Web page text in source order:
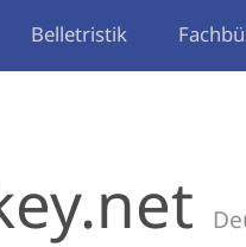
Belletristik